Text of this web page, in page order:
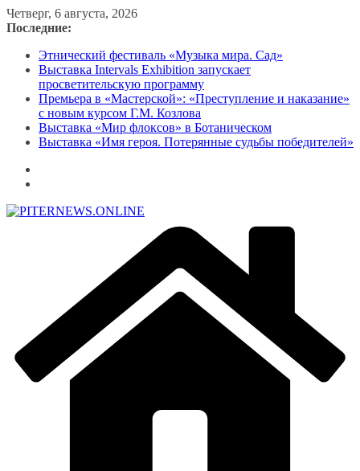
Перейти
к
Четверг, 6 августа, 2026
Последние:
Этнический фестиваль «Музыка мира. Сад»
Выставка Intervals Exhibition запускает
просветительскую программу
Премьера в «Мастерской»: «Преступление и наказание»
с новым курсом Г.М. Козлова
Выставка «Мир флоксов» в Ботаническом
Выставка «Имя героя. Потерянные судьбы победителей»